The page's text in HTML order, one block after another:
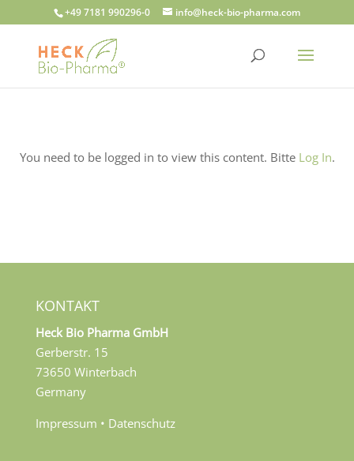
+49 7181 990296-0 info@heck-bio-pharma.com
You need to be logged in to view this content. Bitte Log In.
KONTAKT
Heck Bio Pharma GmbH
Gerberstr. 15
73650 Winterbach
Germany
Impressum • Datenschutz